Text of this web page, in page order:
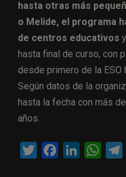
hasta otras más
o Melide, el programa
de centros educativos
hasta final de curso, con
desde primero de la
Según datos de la
hasta la fecha con más
años.
W